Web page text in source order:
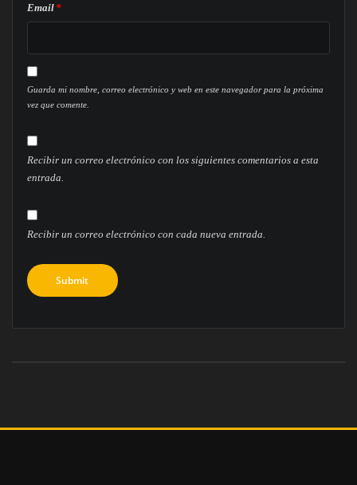
Email *
Guarda mi nombre, correo electrónico y web en este navegador para la próxima
vez que comente.
Recibir un correo electrónico con los siguientes comentarios a esta
entrada.
Recibir un correo electrónico con cada nueva entrada.